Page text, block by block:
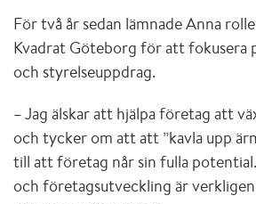
För två år sedan lämnade Anna
Kvadrat Göteborg för att fokusera
och styrelseuppdrag.
– Jag älskar att hjälpa företag att
och tycker om att att ”kavla upp
till att företag når sin fulla
och företagsutveckling är